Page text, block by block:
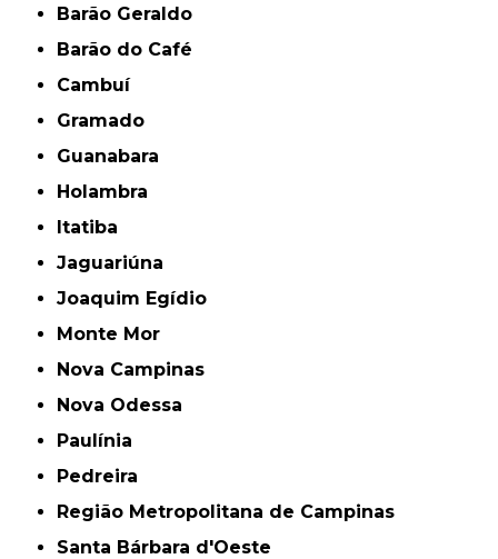
Barão Geraldo
Barão do Café
Cambuí
Gramado
Guanabara
Holambra
Itatiba
Jaguariúna
Joaquim Egídio
Monte Mor
Nova Campinas
Nova Odessa
Paulínia
Pedreira
Região Metropolitana de Campinas
Santa Bárbara d'Oeste